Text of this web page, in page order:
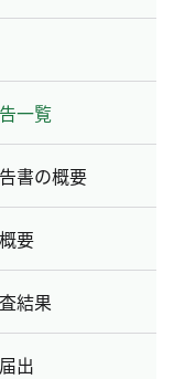
一覧
書の概要
要
結果
出